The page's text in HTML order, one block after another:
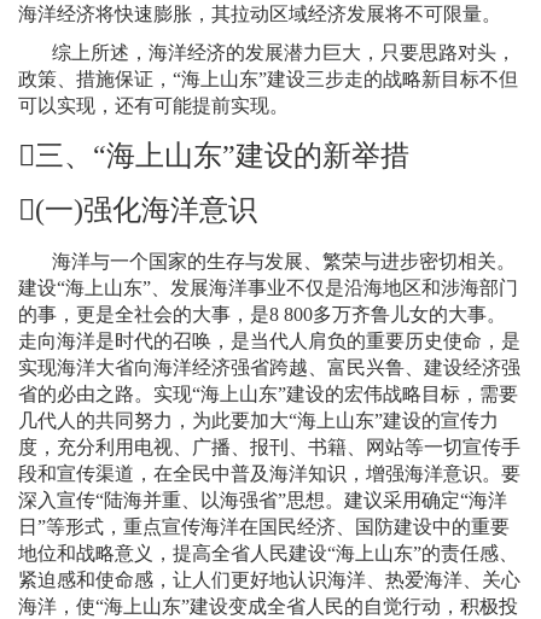
海洋经济将快速膨胀，其拉动区域经济发展将不可限量。
综上所述，海洋经济的发展潜力巨大，只要思路对头，
政策、措施保证，“海上山东”建设三步走的战略新目标不但
可以实现，还有可能提前实现。
三、 “海上山东”建设的新举措
(一)强化海洋意识
海洋与一个国家的生存与发展、繁荣与进步密切相关。
建设“海上山东”、发展海洋事业不仅是沿海地区和涉海部门
的事，更是全社会的大事，是8 800多万齐鲁儿女的大事。
走向海洋是时代的召唤，是当代人肩负的重要历史使命，是
实现海洋大省向海洋经济强省跨越、富民兴鲁、建设经济强
省的必由之路。实现“海上山东”建设的宏伟战略目标，需要
几代人的共同努力，为此要加大“海上山东”建设的宣传力
度，充分利用电视、广播、报刊、书籍、网站等一切宣传手
段和宣传渠道，在全民中普及海洋知识，增强海洋意识。要
深入宣传“陆海并重、以海强省”思想。建议采用确定“海洋
日”等形式，重点宣传海洋在国民经济、国防建设中的重要
地位和战略意义，提高全省人民建设“海上山东”的责任感、
紧迫感和使命感，让人们更好地认识海洋、热爱海洋、关心
海洋，使“海上山东”建设变成全省人民的自觉行动，积极投